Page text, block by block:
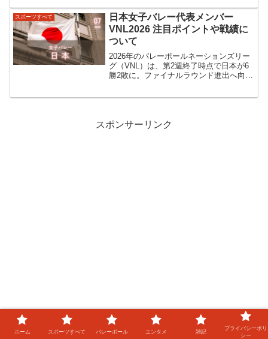
ます。現時点でブラジル男子は日本の1つ
下の...
スポーツすべて
日本女子バレー代表メンバー
VNL2026 注目ポイントや戦績に
ついて
2026年のバレーボールネーションズリー
グ（VNL）は、第2週終了時点で日本が6
勝2敗に。ファイナルラウンド進出へ向け
スポンサーリンク
ホーム スポーツすべて バレーボール エンタメ 雑記
プライバシーポリ
シー